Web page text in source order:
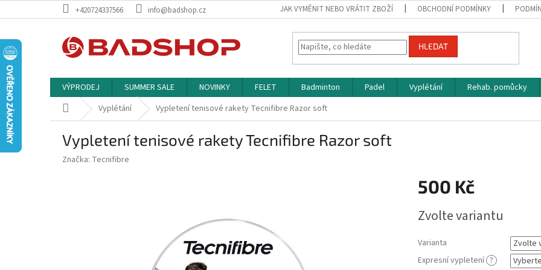
na
+420724337566 info@badshop.cz JAK VYMĚNIT NEBO VRÁTIT ZBOŽÍ OBCHODNÍ PODMÍNKY
HLEDAT
VÝPRODEJ SUMMER SALE NOVINKY FELET Badminton Padel Vyplétání Rehab. pomůcky
Domů Vyplétání Vypletení tenisové rakety Tecnifibre Razor soft
Vypletení tenisové rakety Tecnifibre Razor soft
Značka: Tecnifibre
500 Kč
cena:
Zvolte variantu
Varianta
Expresní vypletení ?